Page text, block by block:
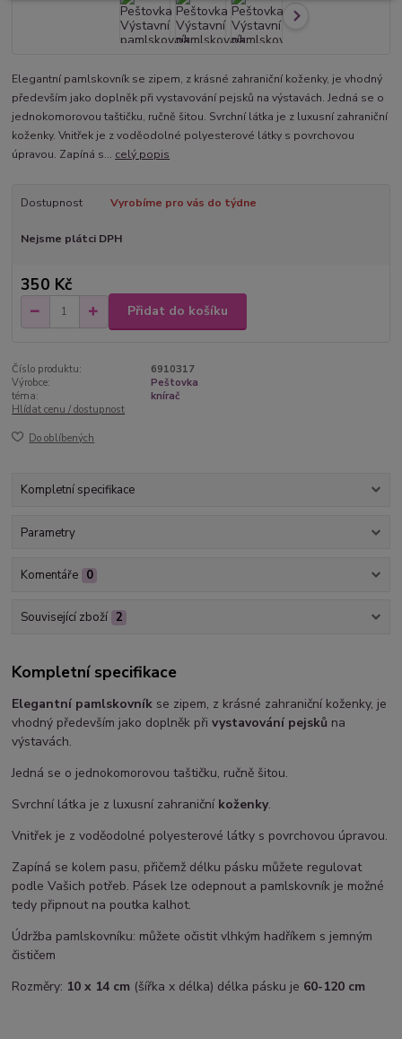
Elegantní pamlskovník se zipem, z krásné zahraniční koženky, je vhodný
především jako doplněk při vystavování pejsků na výstavách. Jedná se o
jednokomorovou taštičku, ručně šitou. Svrchní látka je z luxusní zahraniční
koženky. Vnitřek je z voděodolné polyesterové látky s povrchovou
úpravou. Zapíná s... celý popis
Dostupnost Vyrobíme pro vás do týdne
Nejsme plátci DPH
350 Kč
Přidat do košíku
Číslo produktu:
6910317
Výrobce:
Peštovka
téma:
knírač
Hlídat cenu / dostupnost
Do oblíbených
Kompletní specifikace
Parametry
Komentáře 0
Související zboží 2
Kompletní specifikace
Elegantní pamlskovník se zipem, z krásné zahraniční koženky, je
vhodný především jako doplněk při vystavování pejsků na
výstavách.
Jedná se o jednokomorovou taštičku, ručně šitou.
Svrchní látka je z luxusní zahraničníkoženky.
Vnitřek je z voděodolné polyesterové látky s povrchovou úpravou.
Zapíná se kolem pasu, přičemž délku pásku můžete regulovat
podle Vašich potřeb. Pásek lze odepnout a pamlskovník je možné
tedy připnout na poutka kalhot.
Údržba pamlskovníku: můžete očistit vlhkým hadříkem s jemným
čističem
Rozměry: 10 x 14 cm (šířka x délka) délka pásku je 60-120 cm